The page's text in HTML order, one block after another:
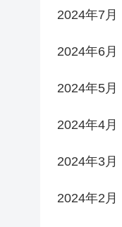
2024年7月
2024年6月
2024年5月
2024年4月
2024年3月
2024年2月